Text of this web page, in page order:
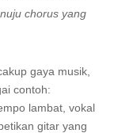
chorus yang
gaya musik,
contoh:
lambat, vokal
gitar yang